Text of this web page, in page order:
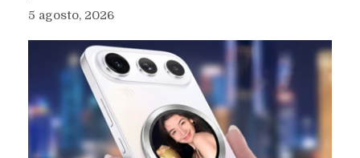
5 agosto, 2026